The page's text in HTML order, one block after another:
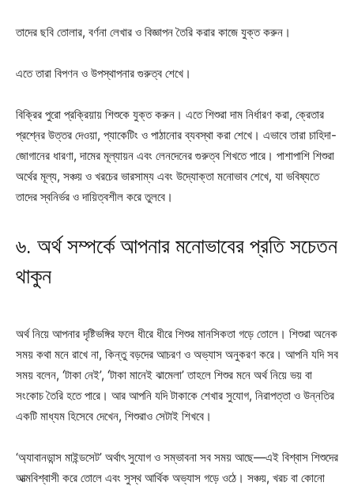
তাদের ছবি তোলার, বর্ণনা লেখার ও বিজ্ঞাপন তৈরি করার কাজে যুক্ত করুন।
এতে তারা বিপণন ও উপস্থাপনার গুরুত্ব শেখে।
বিক্রির পুরো প্রক্রিয়ায় শিশুকে যুক্ত করুন। এতে শিশুরা দাম নির্ধারণ করা, ক্রেতার
প্রশ্নের উত্তর দেওয়া, প্যাকেটিং ও পাঠানোর ব্যবস্থা করা শেখে। এভাবে তারা চাহিদা-
জোগানের ধারণা, দামের মূল্যায়ন এবং লেনদেনের গুরুত্ব শিখতে পারে। পাশাপাশি শিশুরা
অর্থের মূল্য, সঞ্চয় ও খরচের ভারসাম্য এবং উদ্যোক্তা মনোভাব শেখে, যা ভবিষ্যতে
তাদের স্বনির্ভর ও দায়িত্বশীল করে তুলবে।
৬. অর্থ সম্পর্কে আপনার মনোভাবের প্রতি সচেতন
থাকুন
অর্থ নিয়ে আপনার দৃষ্টিভঙ্গির ফলে ধীরে ধীরে শিশুর মানসিকতা গড়ে তোলে। শিশুরা অনেক
সময় কথা মনে রাখে না, কিন্তু বড়দের আচরণ ও অভ্যাস অনুকরণ করে। আপনি যদি সব
সময় বলেন, ‘টাকা নেই’, ‘টাকা মানেই ঝামেলা’ তাহলে শিশুর মনে অর্থ নিয়ে ভয় বা
সংকোচ তৈরি হতে পারে। আর আপনি যদি টাকাকে শেখার সুযোগ, নিরাপত্তা ও উন্নতির
একটি মাধ্যম হিসেবে দেখেন, শিশুরাও সেটাই শিখবে।
‘অ্যাবানডান্স মাইন্ডসেট’ অর্থাৎ সুযোগ ও সম্ভাবনা সব সময় আছে—এই বিশ্বাস শিশুদের
আত্মবিশ্বাসী করে তোলে এবং সুস্থ আর্থিক অভ্যাস গড়ে ওঠে। সঞ্চয়, খরচ বা কোনো